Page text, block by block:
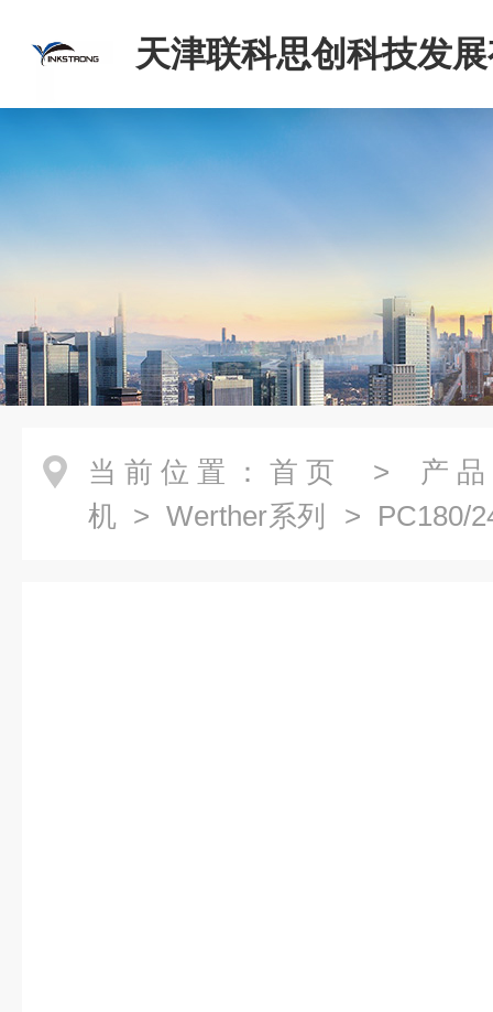
天津联科思创科技发
司
当前位置： 首页 > 产
机 > Werther系列
> PC180/